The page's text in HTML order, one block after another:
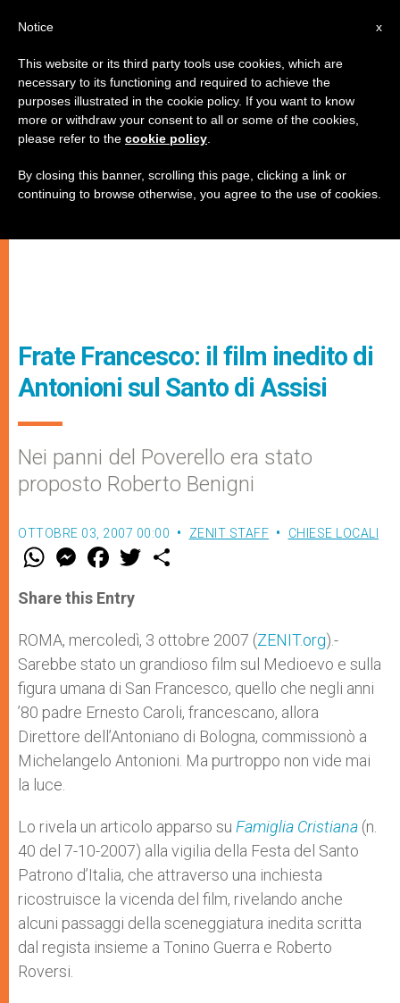
Frate Francesco: il film inedito di
Antonioni sul Santo di Assisi
Nei panni del Poverello era stato
proposto Roberto Benigni
OTTOBRE 03, 2007 00:00 ZENIT STAFF CHIESE LOCALI
W
t
s
p
p
M
e
s
e
g
e
r
F
a
e
b
o
k
w
r
Share this Entry
ROMA, mercoledì, 3 ottobre 2007 (ZENIT.org).-
Sarebbe stato un grandioso film sul Medioevo e sulla
figura umana di San Francesco, quello che negli anni
’80 padre Ernesto Caroli, francescano, allora
Direttore dell’Antoniano di Bologna, commissionò a
Michelangelo Antonioni. Ma purtroppo non vide mai
la luce.
Lo rivela un articolo apparso su Famiglia Cristiana (n.
40 del 7-10-2007) alla vigilia della Festa del Santo
Patrono d’Italia, che attraverso una inchiesta
ricostruisce la vicenda del film, rivelando anche
alcuni passaggi della sceneggiatura inedita scritta
dal regista insieme a Tonino Guerra e Roberto
Roversi.
x
Notice
This website or its third party tools use cookies, which are
necessary to its functioning and required to achieve the
purposes illustrated in the cookie policy. If you want to know
more or withdraw your consent to all or some of the cookies,
please refer to the cookie policy
By closing this banner, scrolling this page, clicking a link or
continuing to browse otherwise, you agree to the use of cookies.